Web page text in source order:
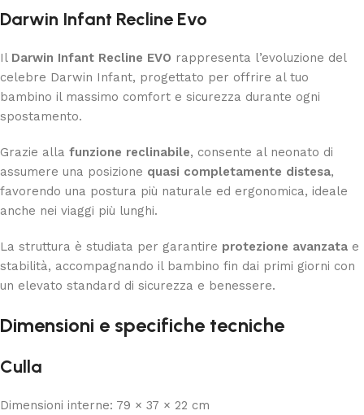
Darwin Infant Recline Evo
Il Darwin Infant Recline EVO rappresenta l’evoluzione del
celebre Darwin Infant, progettato per offrire al tuo
bambino il massimo comfort e sicurezza durante ogni
spostamento.
Grazie alla funzione reclinabile, consente al neonato di
assumere una posizione quasi completamente distesa,
favorendo una postura più naturale ed ergonomica, ideale
anche nei viaggi più lunghi.
La struttura è studiata per garantire protezione avanzata e
stabilità, accompagnando il bambino fin dai primi giorni con
un elevato standard di sicurezza e benessere.
Dimensioni e specifiche tecniche
Culla
Dimensioni interne: 79 × 37 × 22 cm